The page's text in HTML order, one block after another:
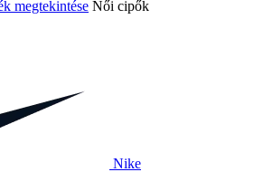
megtekintése Női cipők
Nike